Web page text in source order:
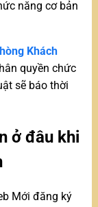
năng cơ bản
Khách
quyền chức
sẽ báo thời
ở đâu khi
Mới đăng ký